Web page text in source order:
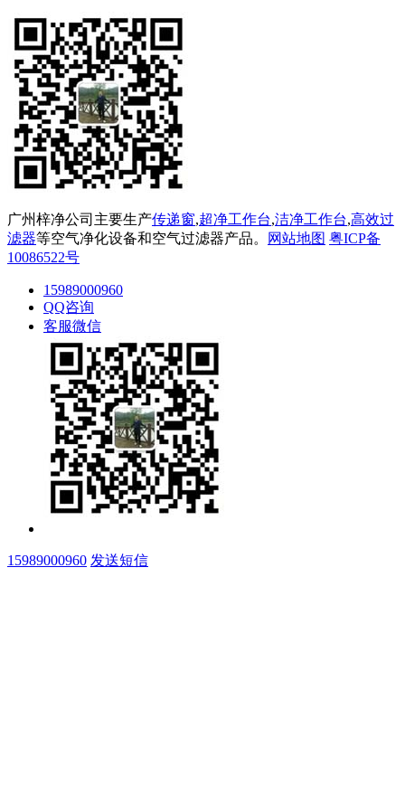
广州梓净公司主要生产传递窗,超净工作台,洁净工作台,高效过
滤器等空气净化设备和空气过滤器产品。 网站地图 粤ICP备
10086522号
15989000960
QQ咨询
客服微信
15989000960 发送短信